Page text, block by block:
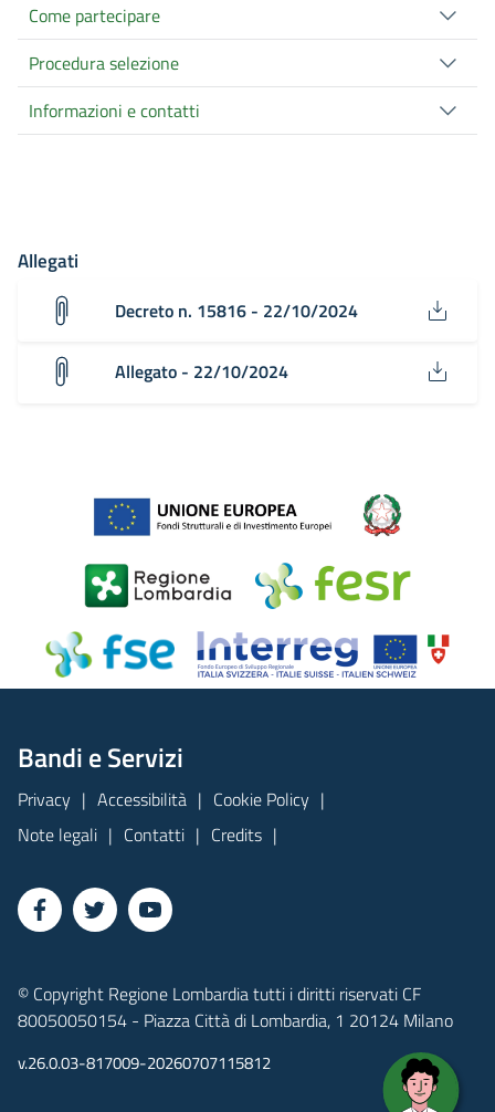
Come partecipare
Procedura selezione
Informazioni e contatti
Allegati
Decreto n. 15816 - 22/10/2024
Allegato - 22/10/2024
Bandi e Servizi
Privacy Accessibilità
Cookie Policy
Note legali
Contatti Credits
© Copyright Regione Lombardia tutti i diritti riservati CF
80050050154 - Piazza Città di Lombardia, 1 20124 Milano
v.26.0.03-817009-20260707115812